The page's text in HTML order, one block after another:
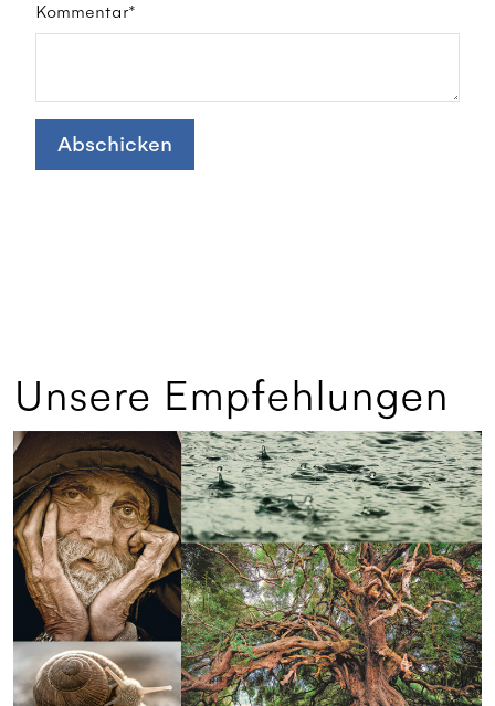
Kommentar*
Abschicken
Unsere Empfehlungen